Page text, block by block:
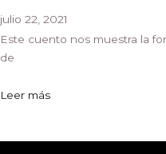
julio 22, 2021
Este cuento nos muestra la
de
Leer más